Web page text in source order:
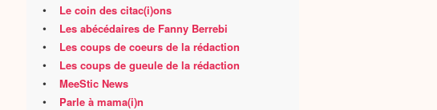
• Le coin des citac(i)ons
• Les abécédaires de Fanny Berrebi
• Les coups de coeurs de la rédaction
• Les coups de gueule de la rédaction
• MeeStic News
• Parle à mama(i)n